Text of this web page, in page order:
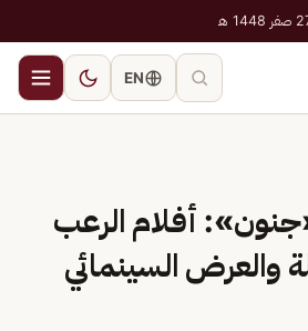
EN
أفلام الرعب
والعرض السينمائي